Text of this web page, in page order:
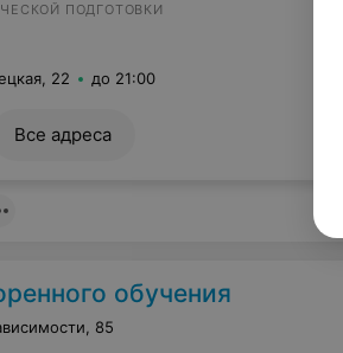
ПОДГОТОВКИ
22 до 21:00
Все адреса
обучения
85